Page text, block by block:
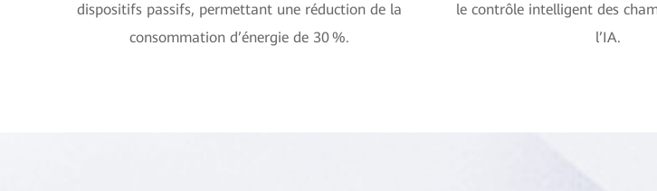
dispositifs passifs, permettant une réduction de la
consommation d’énergie de 30 %.
le contrôle intelligent des
l’IA.